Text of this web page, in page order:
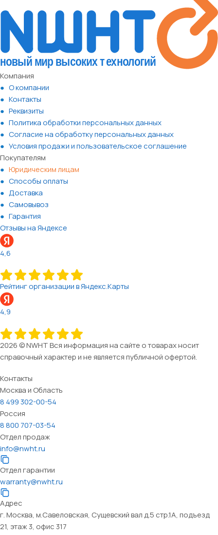
Компания
О компании
Контакты
Реквизиты
Политика обработки персональных данных
Согласие на обработку персональных данных
Условия продажи и пользовательское соглашение
Покупателям
Юридическим лицам
Способы оплаты
Доставка
Самовывоз
Гарантия
Отзывы на Яндексе
4,6
Рейтинг организации в Яндекс.Карты
4,9
2026 © NWHT Вся информация на сайте о товарах носит
справочный характер и не является публичной офертой.
Контакты
Москва и Область
8 499 302-00-54
Россия
8 800 707-03-54
Отдел продаж
info@nwht.ru
Отдел гарантии
warranty@nwht.ru
Адрес
г. Москва, м.Савеловская, Сущевский вал д.5 стр.1А, подъезд
21, этаж 3, офис 317